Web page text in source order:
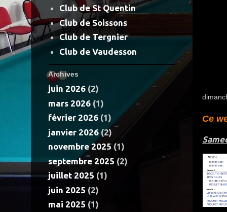
Ce
Club de St Quentin
Club de Soissons
Club de Tergnier
Club de Vaudesson
Archives
juin 2026 (2)
mars 2026 (1)
février 2026 (1)
janvier 2026 (2)
novembre 2025 (1)
septembre 2025 (2)
juillet 2025 (1)
juin 2025 (2)
mai 2025 (1)